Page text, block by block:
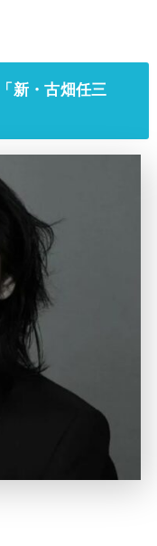
新・古畑任三